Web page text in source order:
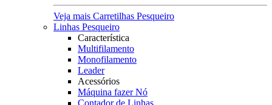
Veja mais Carretilhas Pesqueiro
Linhas Pesqueiro
Característica
Multifilamento
Monofilamento
Leader
Acessórios
Máquina fazer Nó
Contador de Linhas